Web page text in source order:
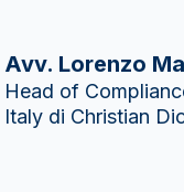
Avv. Lorenzo
Head of
Italy di Christian